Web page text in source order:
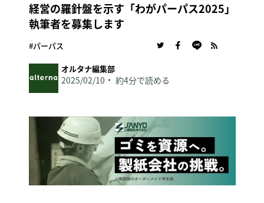
経営の羅針盤を示す「わがパーパス2025」
執筆者を募集します
#パーパス
オルタナ編集部
2025/02/10 約4分で読める